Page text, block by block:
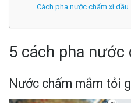
Cách pha nước chấm xì dầu
5 cách pha nước
Nước chấm mắm tỏi